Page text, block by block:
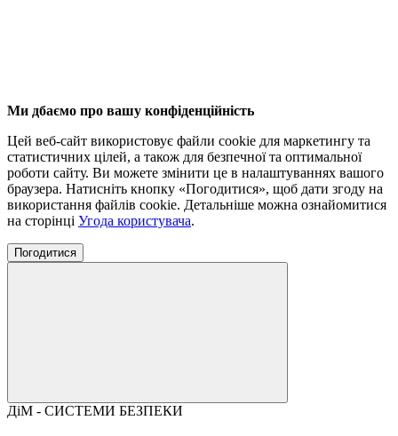
Ми дбаємо про вашу конфіденційність
Цей веб-сайт використовує файли cookie для маркетингу та
статистичних цілей, а також для безпечної та оптимальної
роботи сайту. Ви можете змінити це в налаштуваннях вашого
браузера. Натисніть кнопку «Погодитися», щоб дати згоду на
використання файлів cookie. Детальніше можна ознайомитися
на сторінці Угода користувача.
Погодитися
ДіМ - СИСТЕМИ БЕЗПЕКИ